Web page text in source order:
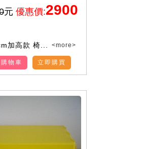
元 優惠價:2900
加高款 椅... <more>
立即購買
物車